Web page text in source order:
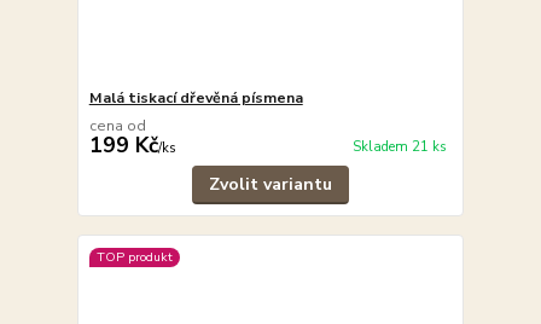
Malá tiskací dřevěná písmena
cena od
199 Kč/ks Skladem 21 ks
Zvolit variantu
TOP produkt